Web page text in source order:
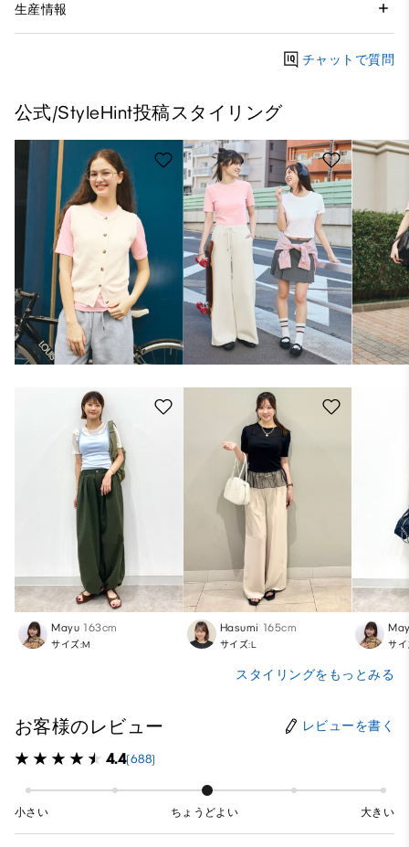
生産情報
チャットで質問
公式/StyleHint投稿スタイリング
Mayu 163cm
サイズ:M
Hasumi 165cm
サイズ:L サ
スタイリングをもっとみる
お客様のレビュー レビューを書く
4.4(688)
小さい ちょうどよい 大きい